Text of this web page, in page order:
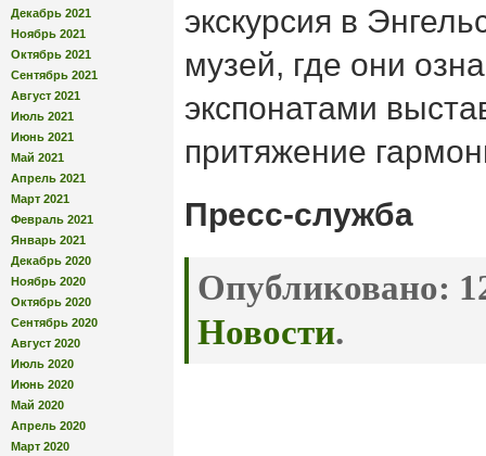
Декабрь 2021
Ноябрь 2021
Октябрь 2021
Сентябрь 2021
Август 2021
Июль 2021
Июнь 2021
Май 2021
Апрель 2021
Март 2021
Февраль 2021
Январь 2021
Декабрь 2020
Ноябрь 2020
Октябрь 2020
Сентябрь 2020
Август 2020
Июль 2020
Июнь 2020
Май 2020
Апрель 2020
Март 2020
экскурсия в
музей, где они
экспонатами
притяжение
Пресс-служба
Опубликовано:
Новости.